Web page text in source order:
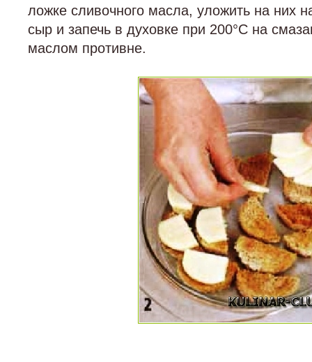
ложке сливочного масла, уложить на них
сыр и запечь в духовке при 200°С на
маслом противне.